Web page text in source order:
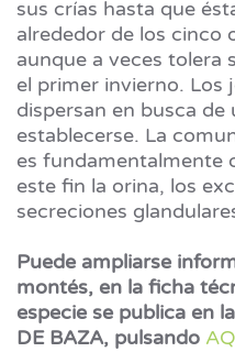
sus crías hasta que
alrededor de los cinco
aunque a veces tolera
el primer invierno. Los
dispersan en busca
establecerse. La
es fundamentalmente
este fin la orina, los
secreciones
Puede ampliarse
montés, en la ficha
especie se publica en
DE BAZA, pulsando